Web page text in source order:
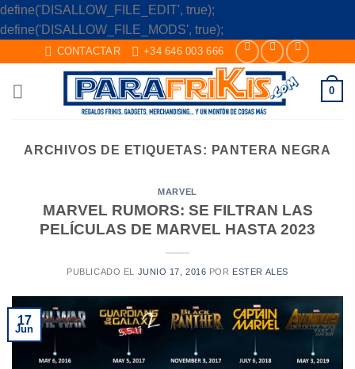
define('DISALLOW_FILE_EDIT', true);
define('DISALLOW_FILE_MODS', true);
to
content
CONTACTAR +34 646 003 666
0
ARCHIVOS DE ETIQUETAS: PANTERA NEGRA
MARVEL
MARVEL RUMORS: SE FILTRAN LAS
PELÍCULAS DE MARVEL HASTA 2023
PUBLICADO EL JUNIO 17, 2016 POR ESTER ALES
17
Jun